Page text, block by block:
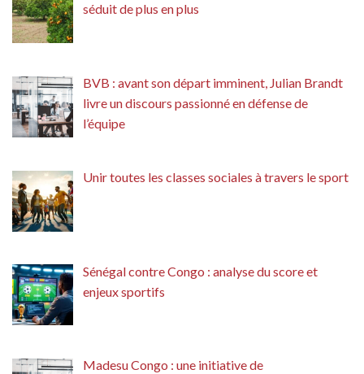
séduit de plus en plus
BVB : avant son départ imminent, Julian Brandt
livre un discours passionné en défense de
l’équipe
Unir toutes les classes sociales à travers le sport
Sénégal contre Congo : analyse du score et
enjeux sportifs
Madesu Congo : une initiative de